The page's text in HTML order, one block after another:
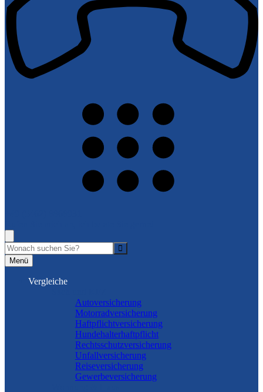
Menü
Vergleiche
Autoversicherung
Motorradversicherung
Haftpflichtversicherung
Hundehalterhaftpflicht
Rechtsschutzversicherung
Unfallversicherung
Reiseversicherung
Gewerbeversicherung